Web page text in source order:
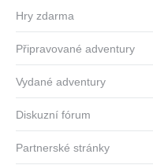
Hry zdarma
Připravované adventury
Vydané adventury
Diskuzní fórum
Partnerské stránky